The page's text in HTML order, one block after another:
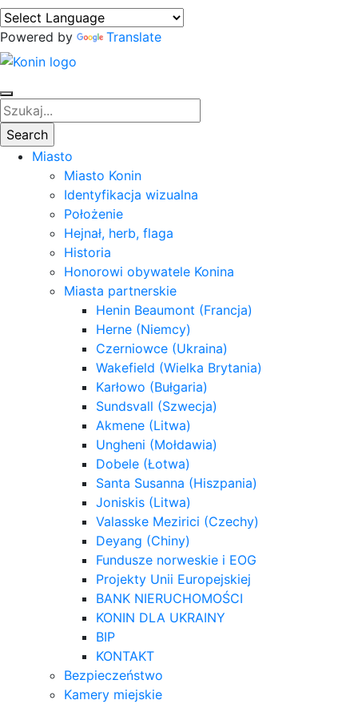
Powered by Translate
Miasto
Miasto Konin
Identyfikacja wizualna
Położenie
Hejnał, herb, flaga
Historia
Honorowi obywatele Konina
Miasta partnerskie
Henin Beaumont (Francja)
Herne (Niemcy)
Czerniowce (Ukraina)
Wakefield (Wielka Brytania)
Karłowo (Bułgaria)
Sundsvall (Szwecja)
Akmene (Litwa)
Ungheni (Mołdawia)
Dobele (Łotwa)
Santa Susanna (Hiszpania)
Joniskis (Litwa)
Valasske Mezirici (Czechy)
Deyang (Chiny)
Fundusze norweskie i EOG
Projekty Unii Europejskiej
BANK NIERUCHOMOŚCI
KONIN DLA UKRAINY
BIP
KONTAKT
Bezpieczeństwo
Kamery miejskie